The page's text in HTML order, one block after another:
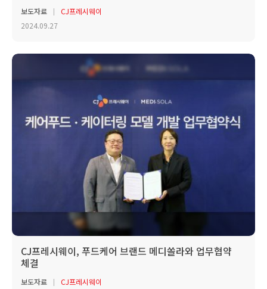
보도자료
CJ프레시웨이
2024.09.27
CJ프레시웨이, 푸드케어 브랜드 메디쏠라와 업무협약
체결
보도자료
CJ프레시웨이